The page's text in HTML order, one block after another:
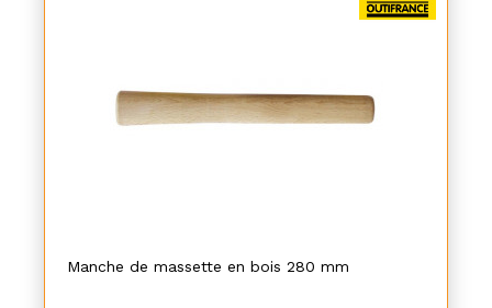
Manche de massette en bois 280 mm